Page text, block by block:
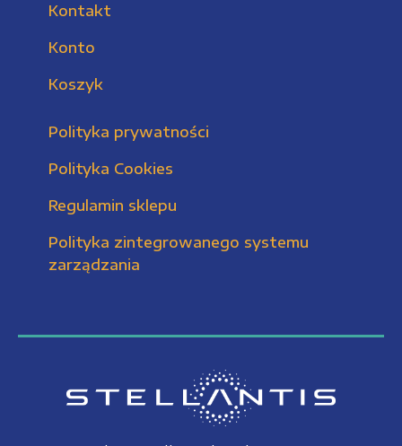
Kontakt
Konto
Koszyk
Polityka prywatności
Polityka Cookies
Regulamin sklepu
Polityka zintegrowanego systemu
zarządzania